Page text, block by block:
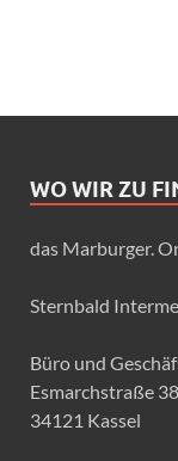
WO WIR ZU
das Marburger.
Sternbald
Büro und
Esmarchstraße 38
34121 Kassel